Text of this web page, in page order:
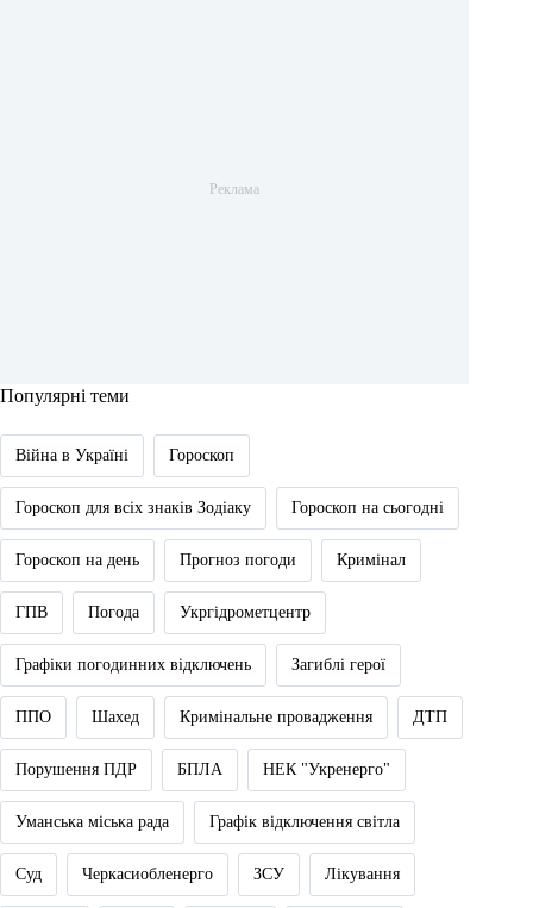
Популярні теми
Війна в Україні Гороскоп
Гороскоп для всіх знаків Зодіаку Гороскоп на сьогодні
Гороскоп на день Прогноз погоди Кримінал
ГПВ Погода Укргідрометцентр
Графіки погодинних відключень Загиблі герої
ППО Шахед Кримінальне провадження ДТП
Порушення ПДР БПЛА НЕК "Укренерго"
Уманська міська рада Графік відключення світла
Суд Черкасиобленерго ЗСУ Лікування